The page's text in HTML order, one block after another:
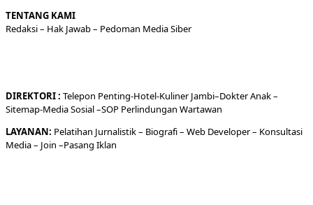
TENTANG KAMI
Redaksi– Hak Jawab – Pedoman Media Siber
DIREKTORI: Telepon Penting-Hotel-KulinerJambi–DokterAnak –
Sitemap-Media Sosial –SOP Perlindungan Wartawan
LAYANAN: Pelatihan Jurnalistik – Biografi– Web Developer– Konsultasi
Media– Join –Pasang Iklan